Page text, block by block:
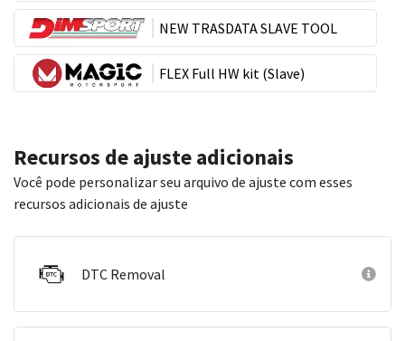
NEW TRASDATA SLAVE TOOL
FLEX Full HW kit (Slave)
Recursos de ajuste adicionais
Você pode personalizar seu arquivo de ajuste com esses
recursos adicionais de ajuste
DTC Removal